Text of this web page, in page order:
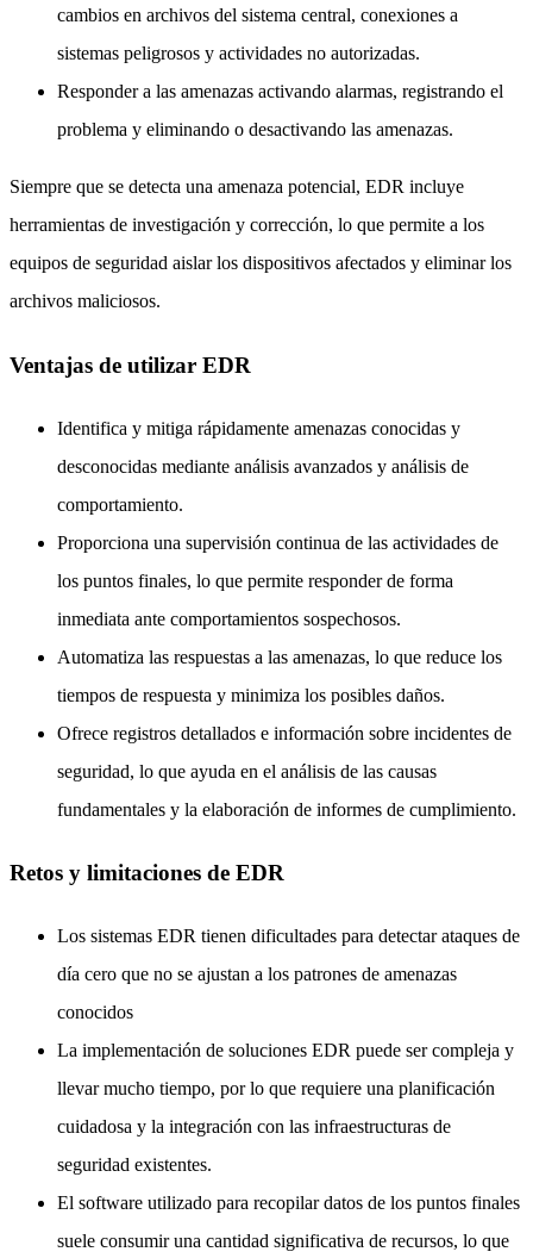
cambios en archivos del sistema central, conexiones a
sistemas peligrosos y actividades no autorizadas.
Responder a las amenazas activando alarmas, registrando el
problema y eliminando o desactivando las amenazas.
Siempre que se detecta una amenaza potencial, EDR incluye
herramientas de investigación y corrección, lo que permite a los
equipos de seguridad aislar los dispositivos afectados y eliminar los
archivos maliciosos.
Ventajas de utilizar EDR
Identifica y mitiga rápidamente amenazas conocidas y
desconocidas mediante análisis avanzados y análisis de
comportamiento.
Proporciona una supervisión continua de las actividades de
los puntos finales, lo que permite responder de forma
inmediata ante comportamientos sospechosos.
Automatiza las respuestas a las amenazas, lo que reduce los
tiempos de respuesta y minimiza los posibles daños.
Ofrece registros detallados e información sobre incidentes de
seguridad, lo que ayuda en el análisis de las causas
fundamentales y la elaboración de informes de cumplimiento.
Retos y limitaciones de EDR
Los sistemas EDR tienen dificultades para detectar ataques de
día cero que no se ajustan a los patrones de amenazas
conocidos
La implementación de soluciones EDR puede ser compleja y
llevar mucho tiempo, por lo que requiere una planificación
cuidadosa y la integración con las infraestructuras de
seguridad existentes.
El software utilizado para recopilar datos de los puntos finales
suele consumir una cantidad significativa de recursos, lo que